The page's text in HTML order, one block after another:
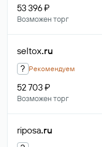
53 396 ₽
Возможен торг
seltox.ru
? Рекомендуем
52 703 ₽
Возможен торг
riposa.ru